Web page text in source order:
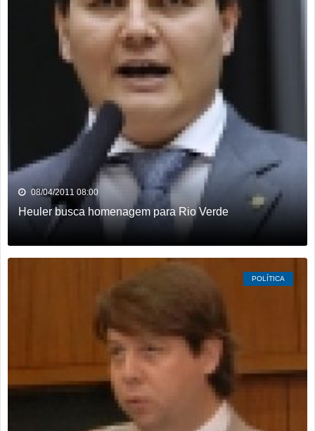
08/04/2011 08:00
Heuler busca homenagem para Rio Verde
POLÍTICA